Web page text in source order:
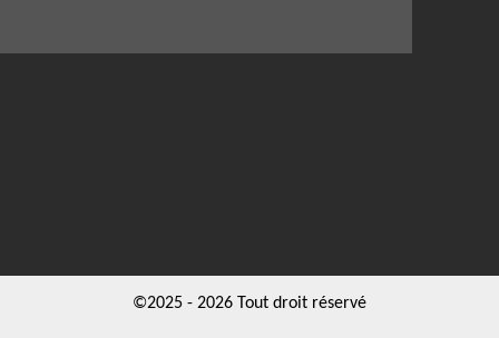
©2025 - 2026 Tout droit réservé